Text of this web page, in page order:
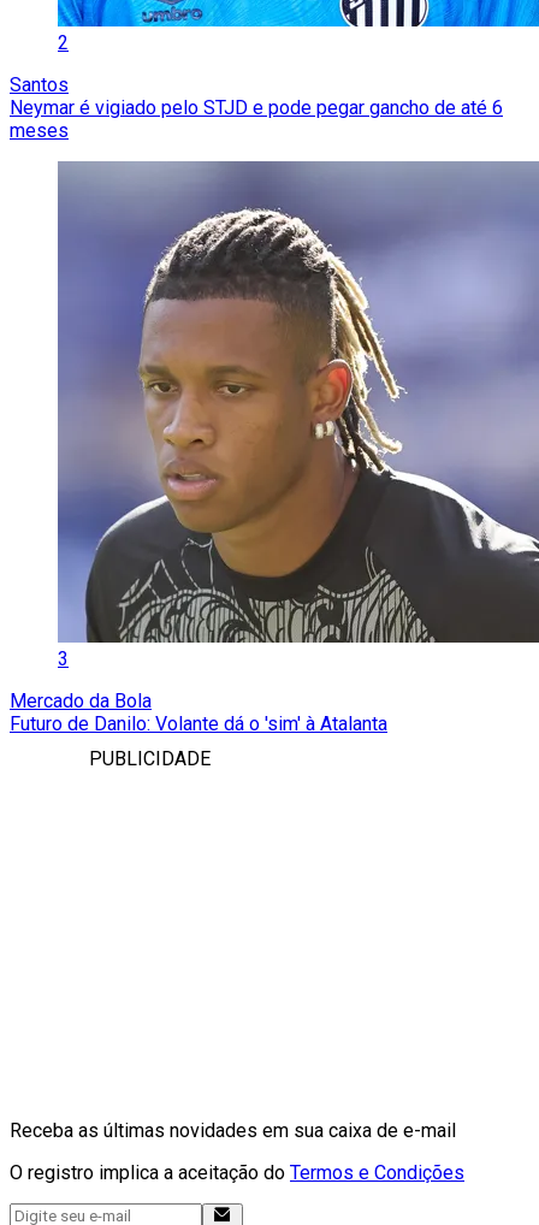
2
Santos
Neymar é vigiado pelo STJD e pode pegar gancho de até 6
meses
3
Mercado da Bola
Futuro de Danilo: Volante dá o 'sim' à Atalanta
PUBLICIDADE
Receba as últimas novidades em sua caixa de e-mail
O registro implica a aceitação do Termos e Condições